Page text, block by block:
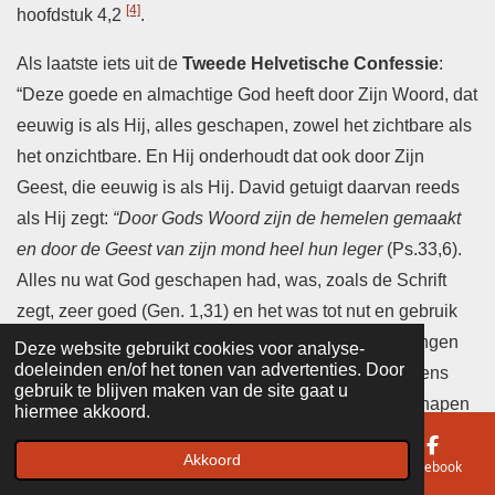
Deze website gebruikt cookies voor analyse-
doeleinden en/of het tonen van advertenties. Door
gebruik te blijven maken van de site gaat u
hiermee akkoord.
Akkoord
hoofdstuk 4,2 [4].
Als laatste iets uit de Tweede Helvetische Confessie:
“Deze goede en almachtige God heeft door Zijn Woord, dat
eeuwig is als Hij, alles geschapen, zowel het zichtbare als
het onzichtbare. En Hij onderhoudt dat ook door Zijn
Geest, die eeuwig is als Hij. David getuigt daarvan reeds
als Hij zegt: “Door Gods Woord zijn de hemelen gemaakt
en door de Geest van zijn mond heel hun leger(Ps.33,6).
Alles nu wat God geschapen had, was, zoals de Schrift
zegt, zeer goed (Gen. 1,31) en het was tot nut en gebruik
van de mens geschapen. Ja, wij stellen dat al die dingen
één oorsprong hebben. …….. Wat vervolgens de mens
betreft, zegt de Schrift dat hij in het begin goed geschapen
is, naar Gods beeld en gelijkenis; dat God hem een plaats
gaf in het paradijs en alles aan hem onderwierp (Gen.
Telefoonnummer Facebook